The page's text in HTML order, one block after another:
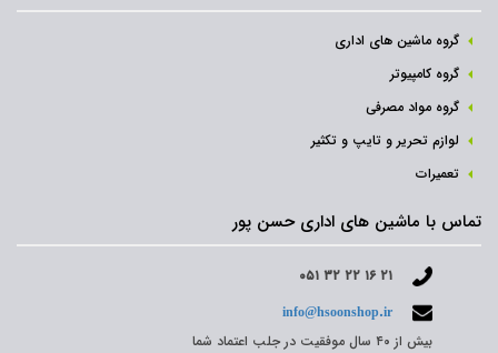
گروه ماشین های اداری
گروه کامپیوتر
گروه مواد مصرفی
لوازم تحریر و تایپ و تکثیر
تعمیرات
تماس با ماشین های اداری حسن پور
۰۵۱ ۳۲ ۲۲ ۱۶ ۲۱
info@hsoonshop.ir
بیش از ۴۰ سال موفقیت در جلب اعتماد شما